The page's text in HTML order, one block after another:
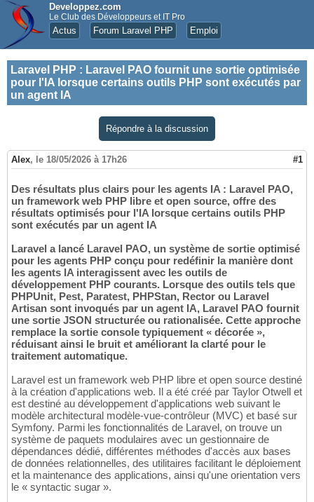
Developpez.com
Le Club des Développeurs et IT Pro
Actus Forum Laravel PHP Emploi
Laravel PHP : Laravel PAO fournit une sortie optimisée
pour l'IA lorsque certains outils PHP sont exécutés par
un agent IA
Répondre à la discussion
Alex, le 18/05/2026 à 17h26 #1
Des résultats plus clairs pour les agents IA : Laravel PAO,
un framework web PHP libre et open source, offre des
résultats optimisés pour l'IA lorsque certains outils PHP
sont exécutés par un agent IA
Laravel a lancé Laravel PAO, un système de sortie optimisé
pour les agents PHP conçu pour redéfinir la manière dont
les agents IA interagissent avec les outils de
développement PHP courants. Lorsque des outils tels que
PHPUnit, Pest, Paratest, PHPStan, Rector ou Laravel
Artisan sont invoqués par un agent IA, Laravel PAO fournit
une sortie JSON structurée ou rationalisée. Cette approche
remplace la sortie console typiquement « décorée »,
réduisant ainsi le bruit et améliorant la clarté pour le
traitement automatique.
Laravel est un framework web PHP libre et open source destiné
à la création d'applications web. Il a été créé par Taylor Otwell et
est destiné au développement d'applications web suivant le
modèle architectural modèle-vue-contrôleur (MVC) et basé sur
Symfony. Parmi les fonctionnalités de Laravel, on trouve un
système de paquets modulaires avec un gestionnaire de
dépendances dédié, différentes méthodes d'accès aux bases
de données relationnelles, des utilitaires facilitant le déploiement
et la maintenance des applications, ainsi qu'une orientation vers
le « syntactic sugar ».